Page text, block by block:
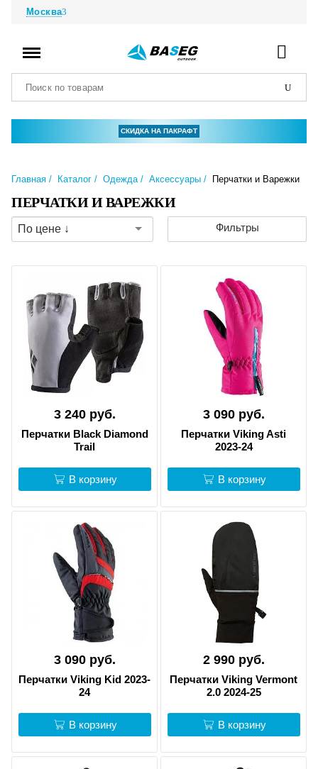
Москва
СКИДКА НА ПАКРАФТ
Главная Каталог Одежда Аксессуары Перчатки и Варежки
ПЕРЧАТКИ И ВАРЕЖКИ
По цене ↓ Фильтры
3 240 руб.
Перчатки Black Diamond
Trail
В корзину
3 090 руб.
Перчатки Viking Asti
2023-24
В корзину
3 090 руб.
Перчатки Viking Kid 2023-
24
В корзину
2 990 руб.
Перчатки Viking Vermont
2.0 2024-25
В корзину